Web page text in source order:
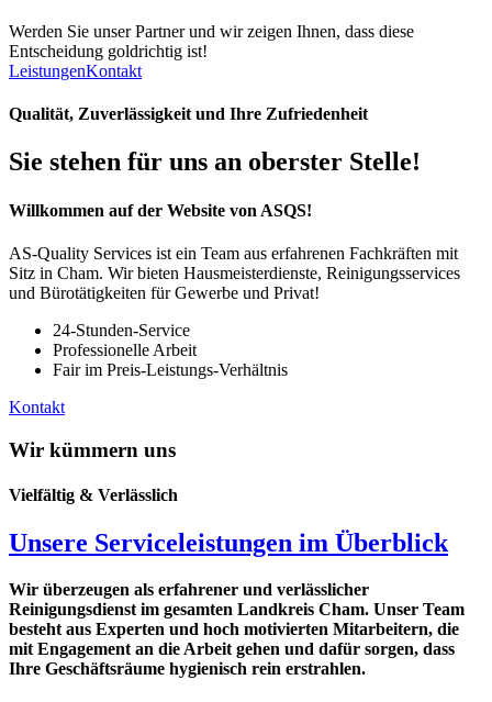
Werden Sie unser Partner und wir zeigen Ihnen, dass diese
Entscheidung goldrichtig ist!
LeistungenKontakt
Qualität, Zuverlässigkeit und Ihre Zufriedenheit
Sie stehen für uns an oberster Stelle!
Willkommen auf der Website von ASQS!
AS-Quality Services ist ein Team aus erfahrenen Fachkräften mit
Sitz in Cham. Wir bieten Hausmeisterdienste, Reinigungsservices
und Bürotätigkeiten für Gewerbe und Privat!
24-Stunden-Service
Professionelle Arbeit
Fair im Preis-Leistungs-Verhältnis
Kontakt
Wir kümmern uns
Vielfältig & Verlässlich
Unsere Serviceleistungen im Überblick
Wir überzeugen als erfahrener und verlässlicher
Reinigungsdienst im gesamten Landkreis Cham. Unser Team
besteht aus Experten und hoch motivierten Mitarbeitern, die
mit Engagement an die Arbeit gehen und dafür sorgen, dass
Ihre Geschäftsräume hygienisch rein erstrahlen.